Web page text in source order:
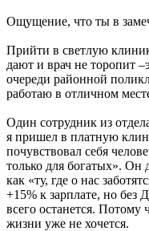
Ощущение, что ты в
Прийти в светлую
дают и врач не торопит
очереди районной
работаю в отличном
Один сотрудник из
я пришел в платную
почувствовал себя
только для богатых». Он
как «ту, где о нас
+15% к зарплате, но без
всего останется.
жизни уже не хочется.